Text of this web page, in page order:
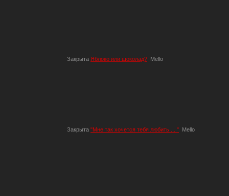
Закрыта Яблоко или шоколад? Mello
Закрыта "Мне так хочется тебя любить ... " Mello